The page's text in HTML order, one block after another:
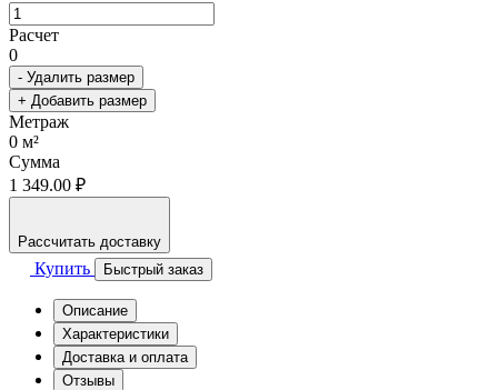
Расчет
0
- Удалить размер
+ Добавить размер
Метраж
0 м²
Сумма
1 349.00 ₽
Рассчитать доставку
Купить Быстрый заказ
Описание
Характеристики
Доставка и оплата
Отзывы